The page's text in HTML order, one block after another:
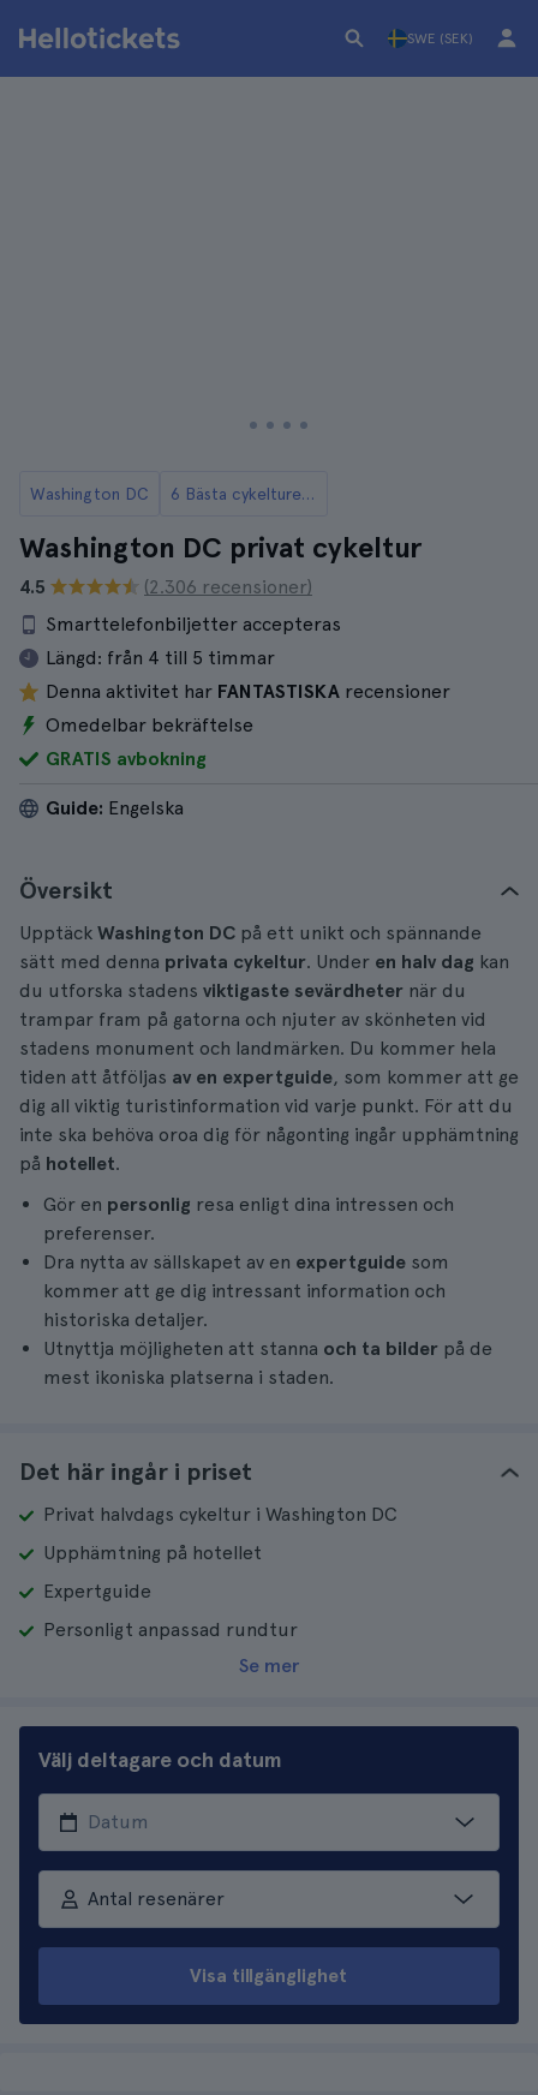
SWE (SEK)
Washington DC 6 Bästa cykelturerna i Washington DC
Washington DC privat cykeltur
4.5
(2.306 recensioner)
Smarttelefonbiljetter accepteras
Längd: från 4 till 5 timmar
Denna aktivitet har FANTASTISKA recensioner
Omedelbar bekräftelse
GRATIS avbokning
Guide: Engelska
Översikt
Upptäck Washington DC på ett unikt och spännande
sätt med denna privata cykeltur. Under en halv dag kan
du utforska stadens viktigaste sevärdheter när du
trampar fram på gatorna och njuter av skönheten vid
stadens monument och landmärken. Du kommer hela
tiden att åtföljas av en expertguide, som kommer att ge
dig all viktig turistinformation vid varje punkt. För att du
inte ska behöva oroa dig för någonting ingår upphämtning
på hotellet.
Gör en personlig resa enligt dina intressen och
preferenser.
Dra nytta av sällskapet av en expertguide som
kommer att ge dig intressant information och
historiska detaljer.
Utnyttja möjligheten att stanna och ta bilder på de
mest ikoniska platserna i staden.
Det här ingår i priset
Privat halvdags cykeltur i Washington DC
Upphämtning på hotellet
Expertguide
Personligt anpassad rundtur
Se mer
Välj deltagare och datum
Antal resenärer
Visa tillgänglighet